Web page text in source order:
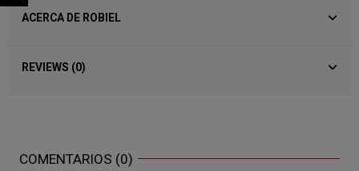
ACERCA DE ROBIEL
REVIEWS (0)
COMENTARIOS (0)